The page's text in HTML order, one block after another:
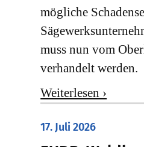
mögliche
muss nun vom
verhandelt werden.
Weiterlesen ›
17. Juli 2026